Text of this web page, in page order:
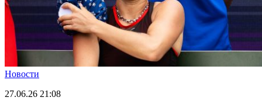
Новости
27.06.26 21:08